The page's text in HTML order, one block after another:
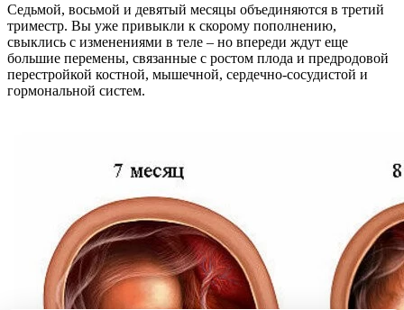
Седьмой, восьмой и девятый месяцы объединяются в третий
триместр. Вы уже привыкли к скорому пополнению,
свыклись с изменениями в теле – но впереди ждут еще
большие перемены, связанные с ростом плода и предродовой
перестройкой костной, мышечной, сердечно-сосудистой и
гормональной систем.